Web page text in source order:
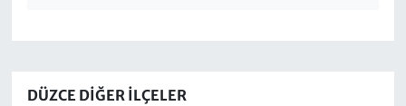
DÜZCE DIĞER İLÇELER